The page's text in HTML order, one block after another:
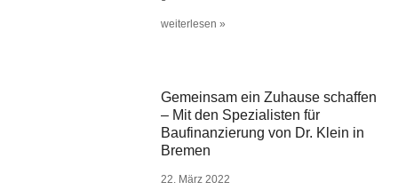
weiterlesen »
Gemeinsam ein Zuhause schaffen
– Mit den Spezialisten für
Baufinanzierung von Dr. Klein in
Bremen
22. März 2022